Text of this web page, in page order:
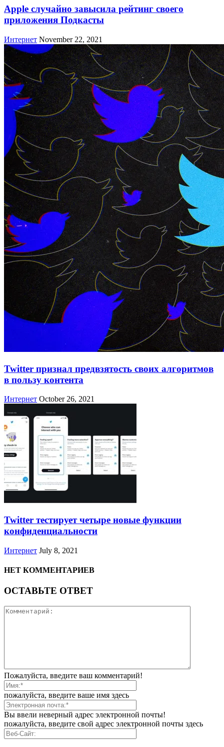
Apple случайно завысила рейтинг своего
приложения Подкасты
Интернет November 22, 2021
Twitter признал предвзятость своих алгоритмов
в пользу контента
Интернет October 26, 2021
Twitter тестирует четыре новые функции
конфиденциальности
Интернет July 8, 2021
НЕТ КОММЕНТАРИЕВ
ОСТАВЬТЕ ОТВЕТ
Пожалуйста, введите ваш комментарий!
пожалуйста, введите ваше имя здесь
Вы ввели неверный адрес электронной почты!
пожалуйста, введите свой адрес электронной почты здесь